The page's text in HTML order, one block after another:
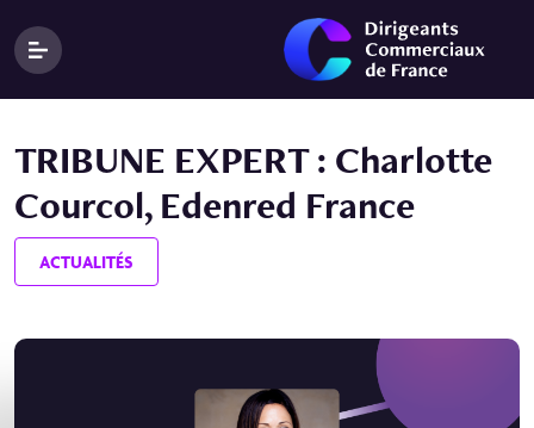
TRIBUNE EXPERT : Charlotte
Courcol, Edenred France
ACTUALITÉS